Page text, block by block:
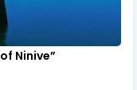
Ninive”